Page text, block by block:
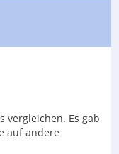
vergleichen. Es gab
auf andere